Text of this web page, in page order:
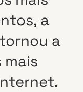
a
a
mais